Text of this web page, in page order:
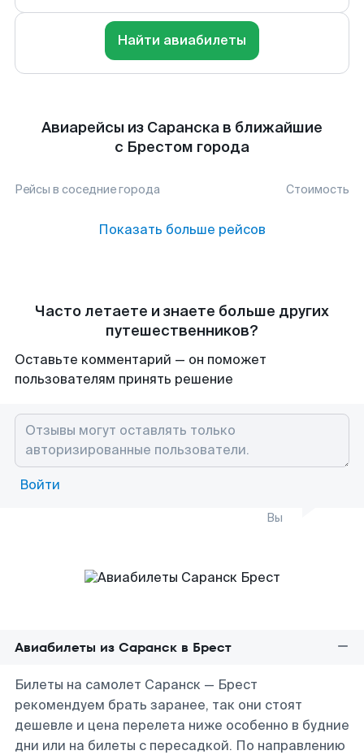
Найти авиабилеты
Авиарейсы из Саранска в ближайшие
с Брестом города
Рейсы в соседние города Стоимость
Показать больше рейсов
Часто летаете и знаете больше других
путешественников?
Оставьте комментарий — он поможет
пользователям принять решение
Войти
Вы
Авиабилеты из Саранск в Брест
Билеты на самолет Саранск — Брест
рекомендуем брать заранее, так они стоят
дешевле и цена перелета ниже особенно в будние
дни или на билеты с пересадкой. По направлению